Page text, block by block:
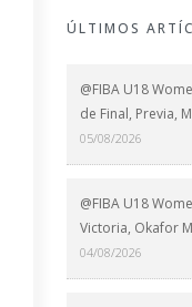
ÚLTIMOS
@FIBA U18
de Final, Previa,
05/08/2026
@FIBA U18
Victoria, Okafor
04/08/2026